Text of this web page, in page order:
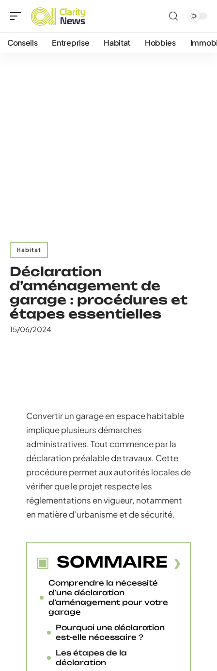
Conseils Entreprise Habitat Hobbies
Habitat
Déclaration
d’aménagement de
garage : procédures et
étapes essentielles
15/06/2024
Convertir un garage en espace habitable
implique plusieurs démarches
administratives. Tout commence par la
déclaration préalable de travaux. Cette
procédure permet aux autorités locales de
vérifier que le projet respecte les
réglementations en vigueur, notamment
en matière d’urbanisme et de sécurité.
SOMMAIRE
Comprendre la nécessité
d’une déclaration
d’aménagement pour votre
garage
Pourquoi une déclaration
est-elle nécessaire ?
Les étapes de la
déclaration